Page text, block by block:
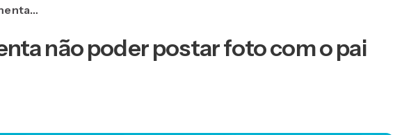
não poder postar foto com o pai